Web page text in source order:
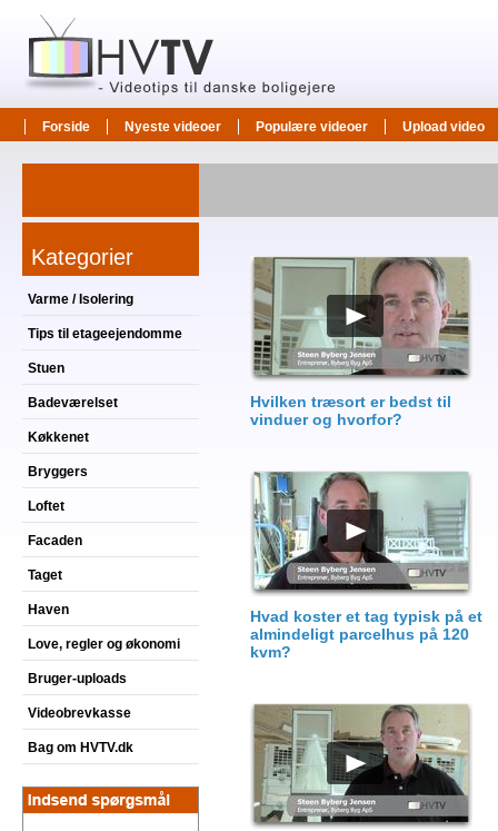
Forside Nyeste videoer Populære videoer Upload video
Kategorier
Varme / Isolering
Tips til etageejendomme
Stuen
Badeværelset
Køkkenet
Bryggers
Loftet
Facaden
Taget
Haven
Love, regler og økonomi
Bruger-uploads
Videobrevkasse
Bag om HVTV.dk
Hvilken træsort er bedst til
vinduer og hvorfor?
Hvad koster et tag typisk på et
almindeligt parcelhus på 120
kvm?